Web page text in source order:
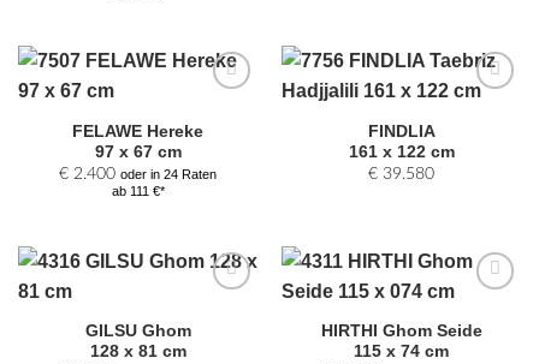
Auswahl
hinzufügen
FELAWE Hereke
97 x 67 cm
€ 2.400 oder in 24 Raten
ab 111 €*
hinzufügen
FINDLIA
161 x 122 cm
€ 39.580
hinzufügen
GILSU Ghom
128 x 81 cm
Auswahl
hinzufügen
HIRTHI Ghom Seide
115 x 74 cm